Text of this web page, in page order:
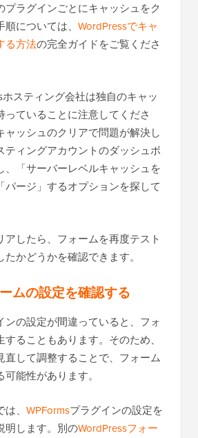
プラグインごとにキャッシュをク
については、 WordPressでキャ
る方法の完全ガイドをご覧くださ
スティング会社は独自のキャッ
っていることに注意してくださ
ャッシュのクリアで問題が解決し
ティングアカウントのダッシュボ
、「サーバーレベルキャッシュを
パージ」するオプションを探して
アしたら、フォームを再度テスト
かどうかを確認できます。
ムの設定を確認する
ンの設定が間違っていると、フォ
ることもあります。そのため、
直して調整することで、フォーム
能性があります。
、 WPFormsプラグインの設定を
明します。別のWordPressフォー